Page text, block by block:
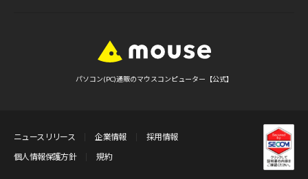
パソコン(PC)通販のマウスコンピューター【公式】
ニュースリリース 企業情報
採用情報
個人情報保護方針
規約